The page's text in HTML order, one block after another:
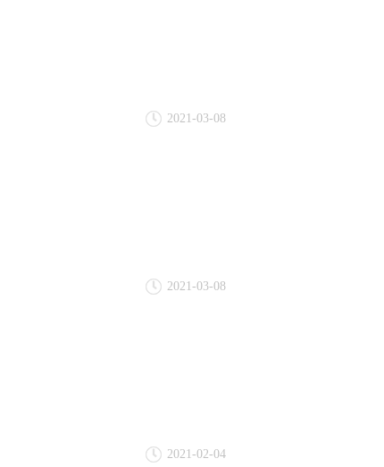
2021-03-08
2021-03-08
2021-02-04